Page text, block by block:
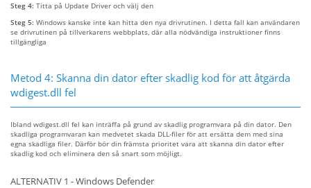
Steg 4: Titta på Update Driver och välj den
Steg 5: Windows kanske inte kan hitta den nya drivrutinen. I detta fall kan användaren
se drivrutinen på tillverkarens webbplats, där alla nödvändiga instruktioner finns
tillgängliga
Metod 4: Skanna din dator efter skadlig kod för att åtgärda
wdigest.dll fel
Ibland wdigest.dll fel kan inträffa på grund av skadlig programvara på din dator. Den
skadliga programvaran kan medvetet skada DLL-filer för att ersätta dem med sina
egna skadliga filer. Därför bör din främsta prioritet vara att skanna din dator efter
skadlig kod och eliminera den så snart som möjligt.
ALTERNATIV 1 - Windows Defender